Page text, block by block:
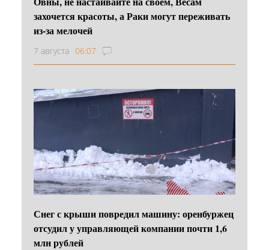
захочется красоты, а Раки могут переживать
из-за мелочей
7 августа 06:07
Снег с крыши повредил машину: оренбуржец
отсудил у управляющей компании почти 1,6
млн рублей